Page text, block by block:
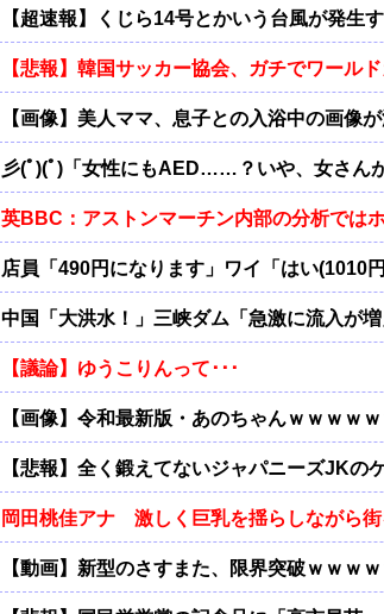
【超速報】くじら14号とかいう台風が発生
【悲報】韓国サッカー協会、ガチでワール
【画像】美人ママ、息子との入浴中の画像
彡(ﾟ)(ﾟ)「女性にもAED……？いや、女さん
英BBC：アストンマーチン内部の分析では
店員「490円になります」ワイ「はい(1010
中国「大洪水！」三峡ダム「急激に流入が
【議論】ゆうこりんって･･･
【画像】令和最新版・あのちゃんｗｗｗｗ
【悲報】全く鍛えてないジャパニーズJKの
岡田桃佳アナ 激しく巨乳を揺らしながら街
【動画】新型のさすまた、限界突破ｗｗｗ